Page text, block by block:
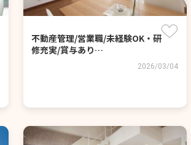
不動産管理/営業職/未経験OK・研
修充実/賞与あり…
2026/03/04